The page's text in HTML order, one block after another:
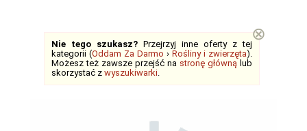
Nie tego szukasz? Przejrzyj inne oferty z tej
kategorii (Oddam Za Darmo › Rośliny i zwierzęta).
Możesz też zawsze przejść na stronę główną lub
skorzystać z wyszukiwarki.
⊗